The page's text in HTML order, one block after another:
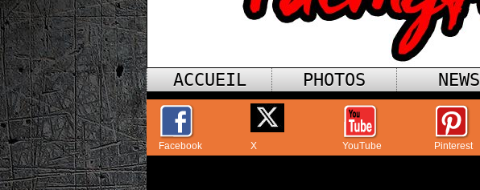
ACCUEIL PHOTOS NEWS
Facebook X YouTube Pinterest